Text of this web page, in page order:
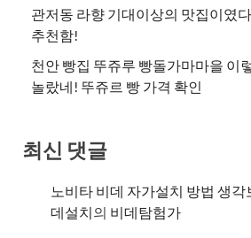
관저동 라향 기대이상의 맛집이였
추천함!
천안 빵집 뚜쥬루 빵돌가마마을 이
놀랐네! 뚜쥬르 빵 가격 확인
최신 댓글
노비타 비데 자가설치 방법 생각
데설치의 비데탐험가